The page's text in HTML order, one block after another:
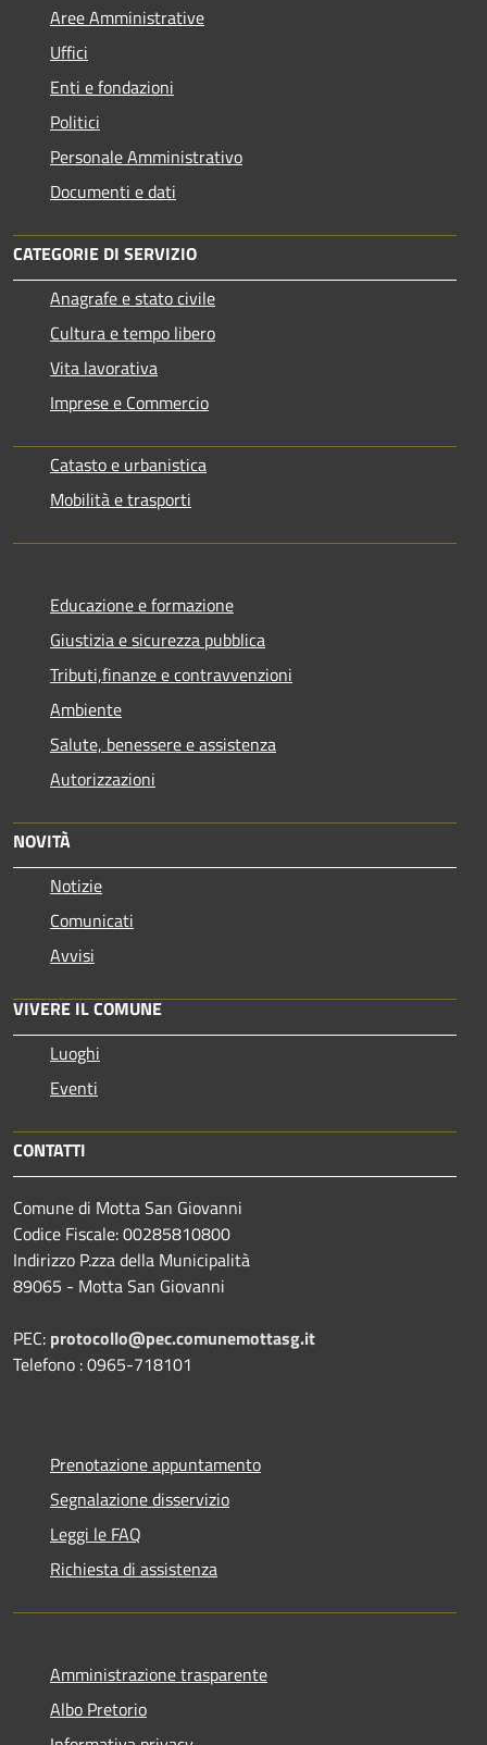
Aree Amministrative
Uffici
Enti e fondazioni
Politici
Personale Amministrativo
Documenti e dati
CATEGORIE DI SERVIZIO
Anagrafe e stato civile
Cultura e tempo libero
Vita lavorativa
Imprese e Commercio
Catasto e urbanistica
Mobilità e trasporti
Educazione e formazione
Giustizia e sicurezza pubblica
Tributi,finanze e contravvenzioni
Ambiente
Salute, benessere e assistenza
Autorizzazioni
NOVITÀ
Notizie
Comunicati
Avvisi
VIVERE IL COMUNE
Luoghi
Eventi
CONTATTI
Comune di Motta San Giovanni
Codice Fiscale: 00285810800
Indirizzo P.zza della Municipalità
89065 - Motta San Giovanni
PEC: protocollo@pec.comunemottasg.it
Telefono : 0965-718101
Prenotazione appuntamento
Segnalazione disservizio
Leggi le FAQ
Richiesta di assistenza
Amministrazione trasparente
Albo Pretorio